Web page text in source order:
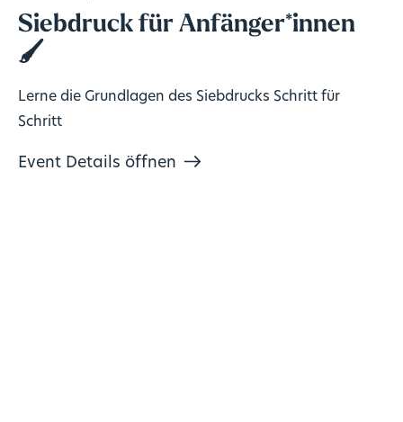
Siebdruck für Anfänger*innen
🖌️
Lerne die Grundlagen des Siebdrucks Schritt für
Schritt
Event Details öffnen